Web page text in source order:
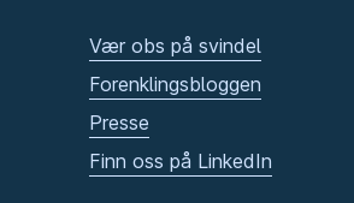
Vær obs på svindel
Forenklingsbloggen
Presse
Finn oss på LinkedIn